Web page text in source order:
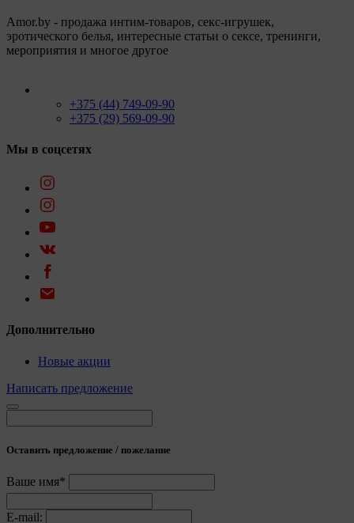
Amor.by - продажа интим-товаров, секс-игрушек,
эротического белья, интересные статьи о сексе, тренинги,
мероприятия и многое другое
+375 (44) 749-09-90
+375 (29) 569-09-90
Мы в соцсетях
Дополнительно
Новые акции
Написать предложение
Оставить предложение / пожелание
Ваше имя*
E-mail: